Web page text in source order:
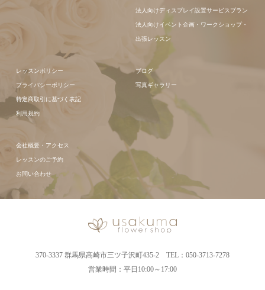
法人向けディスプレイ設置サービスプラン
法人向けイベント企画・ワークショップ・
出張レッスン
レッスンポリシー
プライバシーポリシー
特定商取引に基づく表記
利用規約
ブログ
写真ギャラリー
会社概要・アクセス
レッスンのご予約
お問い合わせ
370-3337 群馬県高崎市三ツ子沢町435-2 TEL：050-3713-7278
営業時間：平日10:00～17:00